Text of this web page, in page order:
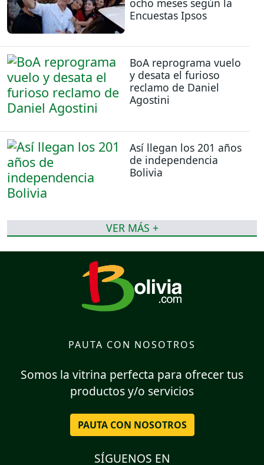
Encuestas Ipsos
BoA reprograma vuelo
y desata el furioso
reclamo de Daniel
Agostini
Así llegan los 201 años
de independencia
Bolivia
VER MÁS +
PAUTA CON NOSOTROS
Somos la vitrina perfecta para ofrecer tus
productos y/o servicios
PAUTA CON NOSOTROS
SÍGUENOS EN